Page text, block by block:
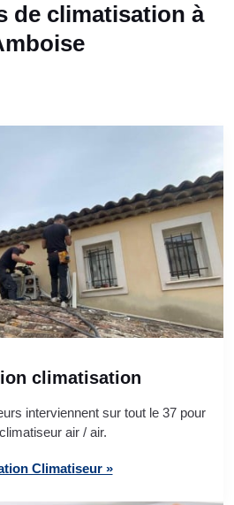
de climatisation à
climatisation
interviennent sur tout le 37 pour
air / air.
Climatiseur »